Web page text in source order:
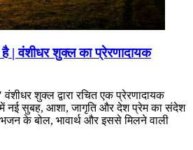
| वंशीधर शुक्ल का प्रेरणादायक
शुक्ल द्वारा रचित एक प्रेरणादायक
नई सुबह, आशा, जागृति और देश प्रेम का संदेश
भजन के बोल, भावार्थ और इससे मिलने वाली